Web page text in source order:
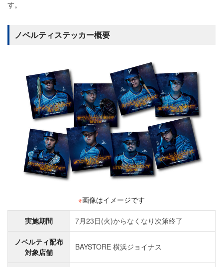
す。
ノベルティステッカー概要
※画像はイメージです
実施期間 7月23日(火)からなくなり次第終了
ノベルティ配布
対象店舗
BAYSTORE 横浜ジョイナス